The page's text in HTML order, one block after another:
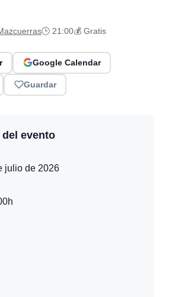
🕒 21:00💰 Gratis
Google Calendar
Guardar
evento
julio de 2026